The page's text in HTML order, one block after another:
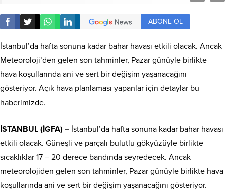
ABONE OL
İstanbul’da hafta sonuna kadar bahar havası etkili olacak. Ancak
Meteoroloji’den gelen son tahminler, Pazar günüyle birlikte
hava koşullarında ani ve sert bir değişim yaşanacağını
gösteriyor. Açık hava planlaması yapanlar için detaylar bu
haberimizde.
İSTANBUL (İGFA) – İstanbul’da hafta sonuna kadar bahar havası
etkili olacak. Güneşli ve parçalı bulutlu gökyüzüyle birlikte
sıcaklıklar 17 – 20 derece bandında seyredecek. Ancak
meteorolojiden gelen son tahminler, Pazar günüyle birlikte hava
koşullarında ani ve sert bir değişim yaşanacağını gösteriyor.